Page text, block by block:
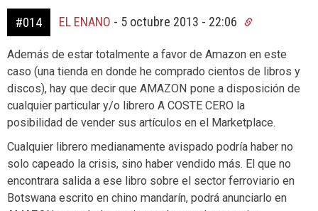
#014 EL ENANO - 5 octubre 2013 - 22:06
Además de estar totalmente a favor de Amazon en este
caso (una tienda en donde he comprado cientos de libros y
discos), hay que decir que AMAZON pone a disposición de
cualquier particular y/o librero A COSTE CERO la
posibilidad de vender sus artículos en el Marketplace.
Cualquier librero medianamente avispado podría haber no
solo capeado la crisis, sino haber vendido más. El que no
encontrara salida a ese libro sobre el sector ferroviario en
Botswana escrito en chino mandarín, podrá anunciarlo en